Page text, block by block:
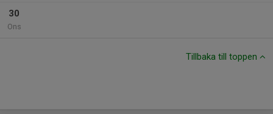
30
Ons
Tillbaka till toppen